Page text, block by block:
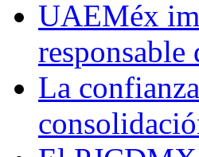
UAEMéx
responsable
La